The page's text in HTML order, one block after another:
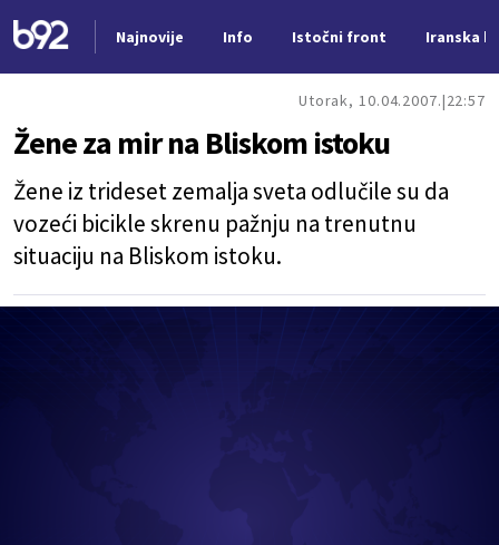
Najnovije Info Istočni front Iranska
Utorak, 10.04.2007. 22:57
Žene za mir na Bliskom istoku
Žene iz trideset zemalja sveta odlučile su da
vozeći bicikle skrenu pažnju na trenutnu
situaciju na Bliskom istoku.